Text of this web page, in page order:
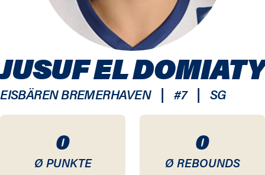
0
Ø PUNKTE
0
Ø REBOUNDS
JUSUF EL DOMIATY
EISBÄREN BREMERHAVEN | #7 | SG